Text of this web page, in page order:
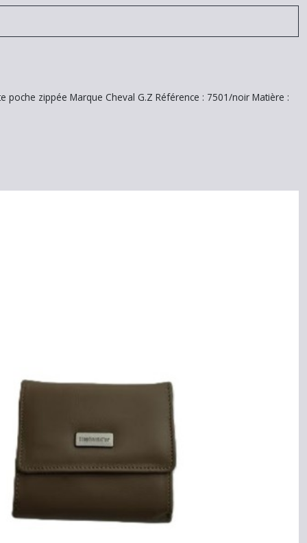
zippée Marque Cheval G.Z Référence : 7501/noir Matière :